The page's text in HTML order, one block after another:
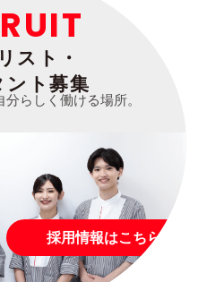
スト・
ント募集
らしく働ける場所。
採用情報はこちら